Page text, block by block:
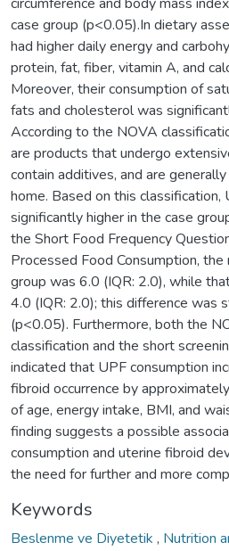
case group (p<0.05).In dietary
had higher daily energy and
protein, fat, fiber, vitamin A, and
Moreover, their consumption of
fats and cholesterol was
According to the NOVA
are products that undergo
contain additives, and are
home. Based on this classification,
significantly higher in the case
the Short Food Frequency
Processed Food Consumption,
group was 6.0 (IQR: 2.0), while
4.0 (IQR: 2.0); this difference was
(p<0.05). Furthermore, both the
classification and the short
indicated that UPF consumption
fibroid occurrence by
of age, energy intake, BMI, and
finding suggests a possible
consumption and uterine fibroid
the need for further and more
Keywords
Beslenme ve Diyetetik , Nutrition